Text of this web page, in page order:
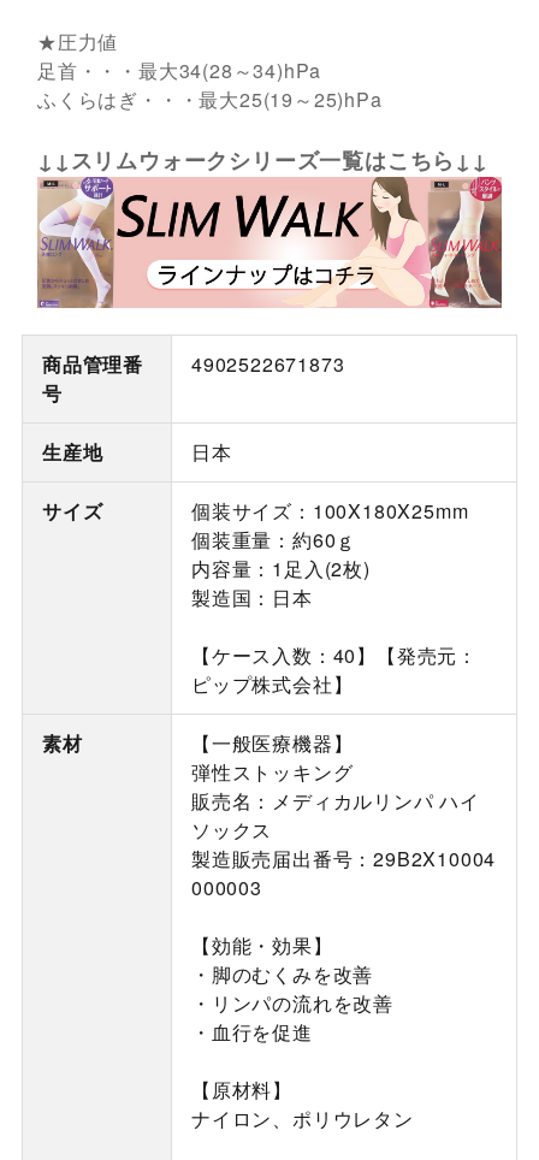
★圧力値
足首・・・最大34(28～34)hPa
ふくらはぎ・・・最大25(19～25)hPa
↓↓スリムウォークシリーズ一覧はこちら↓↓
商品管理番
号
4902522671873
生産地 日本
サイズ
個装サイズ：100X180X25mm
個装重量：約60ｇ
内容量：1足入(2枚)
製造国：日本
【ケース入数：40】【発売元：
ピップ株式会社】
素材
【一般医療機器】
弾性ストッキング
販売名：メディカルリンパ ハイ
ソックス
製造販売届出番号：29B2X10004
000003
【効能・効果】
・脚のむくみを改善
・リンパの流れを改善
・血行を促進
【原材料】
ナイロン、ポリウレタン